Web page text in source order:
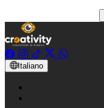
Italiano